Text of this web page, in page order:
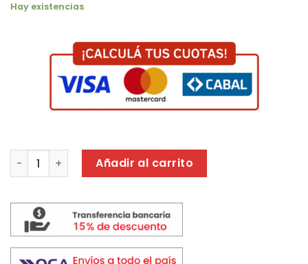
Hay existencias
VENT TECHO CRIVEL V3 STD BLANCO cantidad
Añadir al carrito